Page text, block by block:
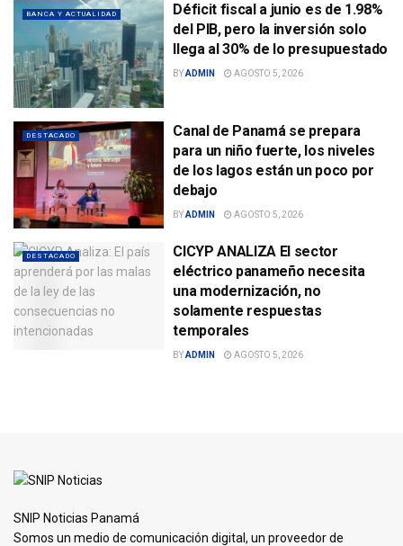
BANCA Y ACTUALIDAD
Déficit fiscal a junio es de 1.98%
del PIB, pero la inversión solo
llega al 30% de lo presupuestado
BYADMIN AGOSTO 5, 2026
DESTACADO
Canal de Panamá se prepara
para un niño fuerte, los niveles
de los lagos están un poco por
debajo
BYADMIN AGOSTO 5, 2026
DESTACADO
CICYP ANALIZA El sector
eléctrico panameño necesita
una modernización, no
solamente respuestas
temporales
BYADMIN AGOSTO 5, 2026
SNIP Noticias Panamá
Somos un medio de comunicación digital, un proveedor de